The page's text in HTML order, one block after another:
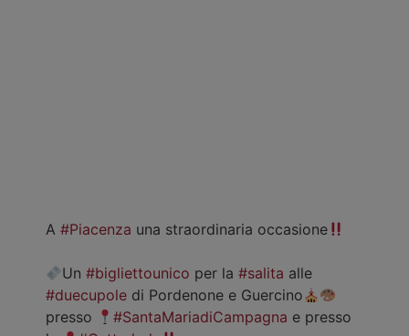
A #Piacenza una straordinaria occasione
Un#bigliettounico per la#salita alle
#duecupole di Pordenone e Guercino
presso
#SantaMariadiCampagna e presso